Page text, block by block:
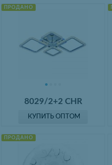
ПРОДАНО
8029/2+2 CHR
КУПИТЬ ОПТОМ
ПРОДАНО